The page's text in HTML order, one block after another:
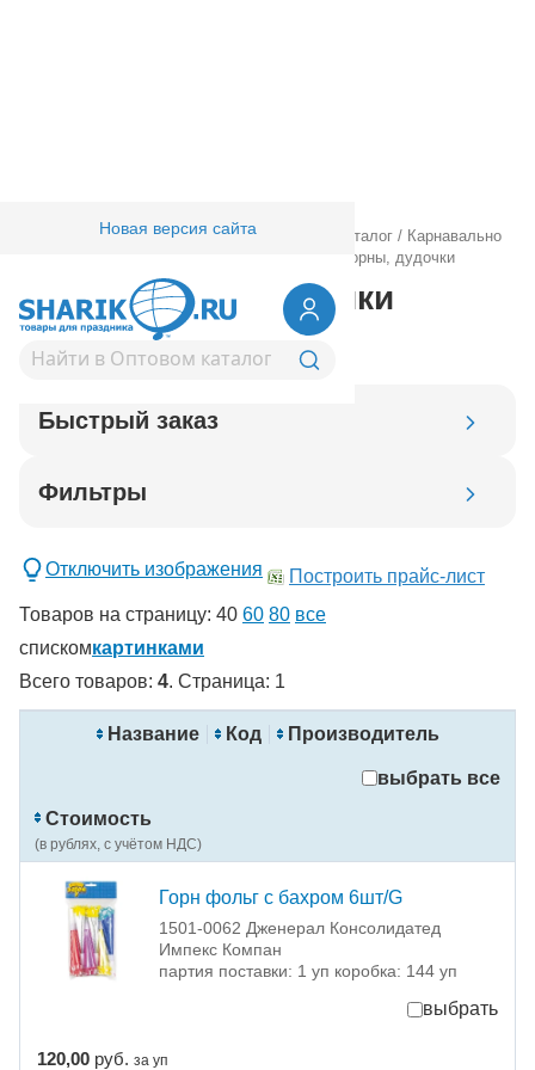
Новая версия сайта
Товары для праздника/ Оптовый каталог / Карнавально
Горны, дудочки
Праздничные дудочки
Быстрый заказ
Фильтры
спецпредложение
Сбросить фильтры
Отключить изображения
Построить прайс-лист
Товаров на страницу: 40 60 80 все
спискомкартинками
Всего товаров: 4. Страница: 1
Название Код Производитель
выбрать все
Стоимость
(в рублях, с учётом НДС)
Горн фольг с бахром 6шт/G
1501-0062 Дженерал Консолидатед
Импекс Компан
партия поставки: 1 уп коробка: 144 уп
выбрать
120,00 руб. за уп